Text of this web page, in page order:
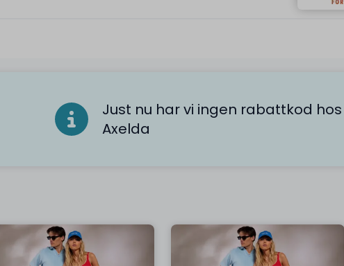
Just nu har vi ingen rabattkod hos
Axelda